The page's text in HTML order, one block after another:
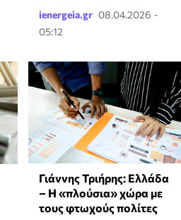
ienergeia.gr 08.04.2026 -
05:12
Γιάννης Τριήρης: Ελλάδα
– Η «πλούσια» χώρα με
τους φτωχούς πολίτες